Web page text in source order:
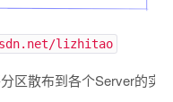
lizhitao
区散布到各个Server的